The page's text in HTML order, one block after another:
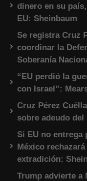
dinero en su
EU: Sheinbaum
Se registra Cruz
coordinar la
Soberanía
“EU perdió la
con Israel”:
Cruz Pérez
sobre adeudo del
Si EU no entrega
México
extradición:
Trump advierte a